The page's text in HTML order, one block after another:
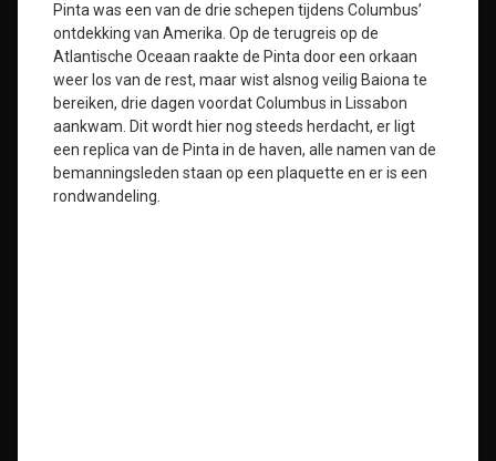
Pinta was een van de drie schepen tijdens Columbus’
ontdekking van Amerika. Op de terugreis op de
Atlantische Oceaan raakte de Pinta door een orkaan
weer los van de rest, maar wist alsnog veilig Baiona te
bereiken, drie dagen voordat Columbus in Lissabon
aankwam. Dit wordt hier nog steeds herdacht, er ligt
een replica van de Pinta in de haven, alle namen van de
bemanningsleden staan op een plaquette en er is een
rondwandeling.